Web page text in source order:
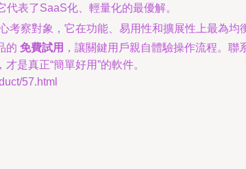
代表了SaaS化、輕量化的最優解。
考察對象，它在功能、易用性和擴展性上最為均
的 免費試用 ，讓關鍵用戶親自體驗操作流程。
是真正“簡單好用”的軟件。
57.html